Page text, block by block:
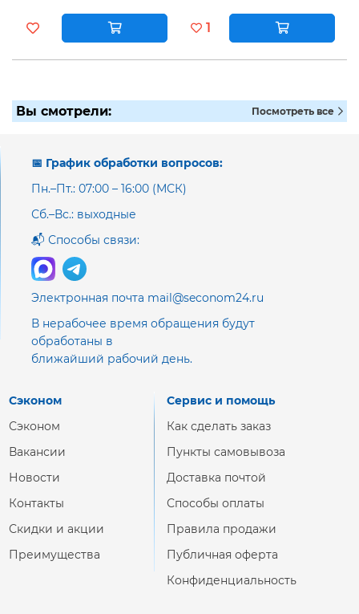
1
Вы смотрели: Посмотреть все
📅 График обработки вопросов:
Пн.–Пт.: 07:00 – 16:00 (МСК)
Сб.–Вс.: выходные
📬 Способы связи:
Электронная почта mail@seconom24.ru
В нерабочее время обращения будут
обработаны в
ближайший рабочий день.
Сэконом
Сэконом
Вакансии
Новости
Контакты
Скидки и акции
Преимущества
Сервис и помощь
Как сделать заказ
Пункты самовывоза
Доставка почтой
Способы оплаты
Правила продажи
Публичная оферта
Конфиденциальность